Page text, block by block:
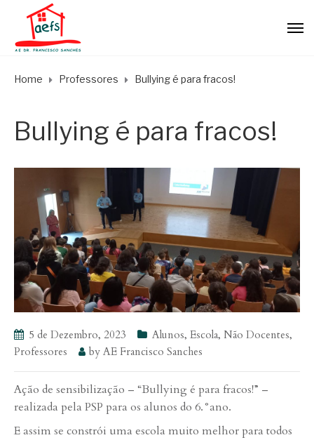
Home Professores Bullying é para fracos!
Bullying é para fracos!
5 de Dezembro, 2023 Alunos, Escola, Não Docentes,
Professores
by AE Francisco Sanches
Ação de sensibilização – “Bullying é para fracos!” –
realizada pela PSP para os alunos do 6.°ano.
E assim se constrói uma escola muito melhor para todos